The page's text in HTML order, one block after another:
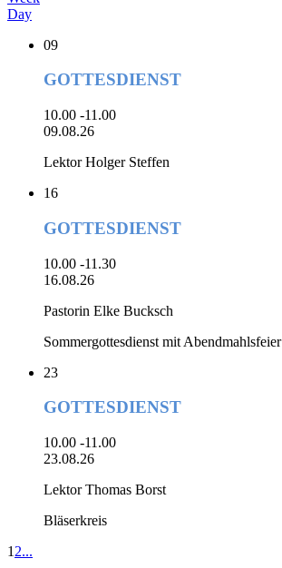
Day
09
GOTTESDIENST
10.00 -11.00
09.08.26
Lektor Holger Steffen
16
GOTTESDIENST
10.00 -11.30
16.08.26
Pastorin Elke Bucksch
Sommergottesdienst mit Abendmahlsfeier
23
GOTTESDIENST
10.00 -11.00
23.08.26
Lektor Thomas Borst
Bläserkreis
1 2...